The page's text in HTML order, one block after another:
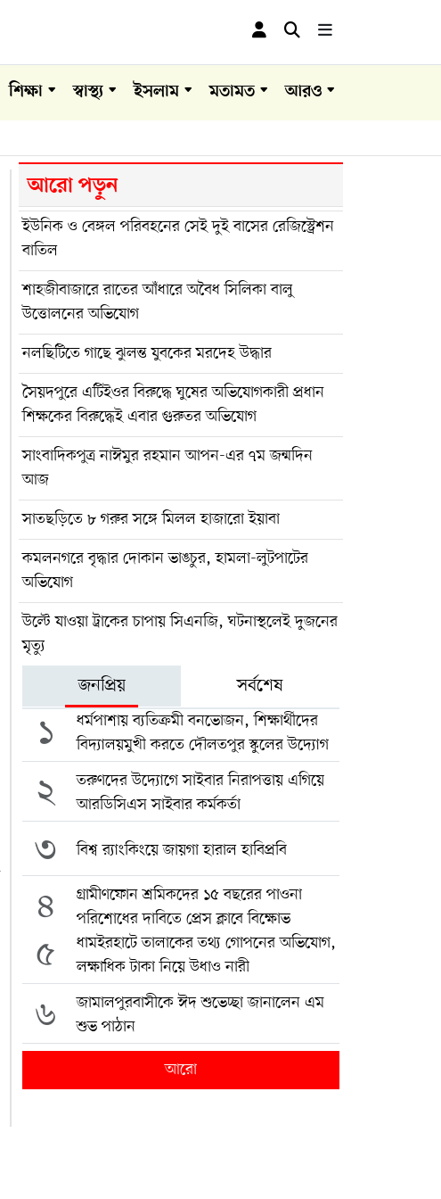
শিক্ষা স্বাস্থ্য ইসলাম মতামত আরও
আরো পড়ুন
ইউনিক ও বেঙ্গল পরিবহনের সেই দুই বাসের রেজিস্ট্রেশন
বাতিল
শাহজীবাজারে রাতের আঁধারে অবৈধ সিলিকা বালু
উত্তোলনের অভিযোগ
নলছিটিতে গাছে ঝুলন্ত যুবকের মরদেহ উদ্ধার
সৈয়দপুরে এটিইওর বিরুদ্ধে ঘুষের অভিযোগকারী প্রধান
শিক্ষকের বিরুদ্ধেই এবার গুরুতর অভিযোগ
সাংবাদিকপুত্র নাঈমুর রহমান আপন-এর ৭ম জন্মদিন
আজ
সাতছড়িতে ৮ গরুর সঙ্গে মিলল হাজারো ইয়াবা
কমলনগরে বৃদ্ধার দোকান ভাঙচুর, হামলা-লুটপাটের
অভিযোগ
উল্টে যাওয়া ট্রাকের চাপায় সিএনজি, ঘটনাস্থলেই দুজনের
মৃত্যু
জনপ্রিয় সর্বশেষ
১
ধর্মপাশায় ব্যতিক্রমী বনভোজন, শিক্ষার্থীদের
বিদ্যালয়মুখী করতে দৌলতপুর স্কুলের উদ্যোগ
২
তরুণদের উদ্যোগে সাইবার নিরাপত্তায় এগিয়ে
আরডিসিএস সাইবার কর্মকর্তা
৩ বিশ্ব র‍্যাংকিংয়ে জায়গা হারাল হাবিপ্রবি
৪
গ্রামীণফোন শ্রমিকদের ১৫ বছরের পাওনা
পরিশোধের দাবিতে প্রেস ক্লাবে বিক্ষোভ
৫
ধামইরহাটে তালাকের তথ্য গোপনের অভিযোগ,
লক্ষাধিক টাকা নিয়ে উধাও নারী
৬
জামালপুরবাসীকে ঈদ শুভেচ্ছা জানালেন এম
শুভ পাঠান
আরো